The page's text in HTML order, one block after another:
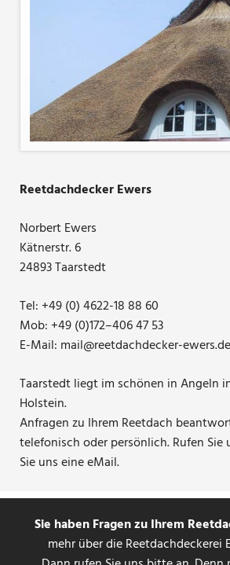
Reetdachdecker Ewers
Norbert Ewers
Kätnerstr. 6
24893 Taarstedt
Tel: +49 (0) 4622-18 88 60
Mob: +49 (0)172–406 47 53
E-Mail: mail@reetdachdecker-ewers.de
Taarstedt liegt im schönen in Angeln
Holstein.
Anfragen zu Ihrem Reetdach
telefonisch oder persönlich. Rufen Sie
Sie uns eine eMail.
Sie haben Fragen zu Ihrem
mehr über die Reetdachdeckerei